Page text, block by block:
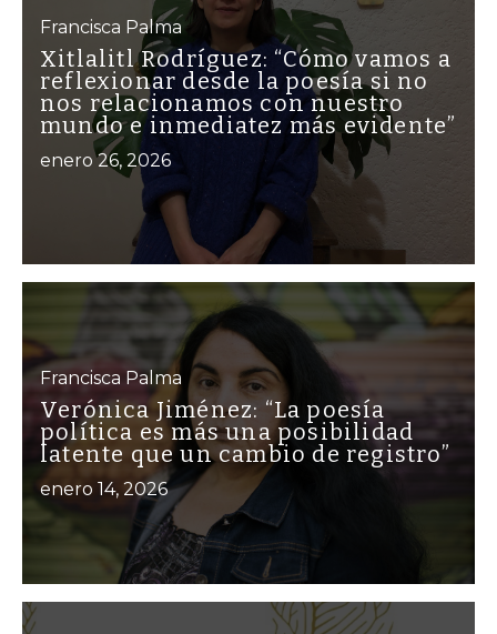
Francisca Palma
Xitlalitl Rodríguez: “Cómo vamos a
reflexionar desde la poesía si no
nos relacionamos con nuestro
mundo e inmediatez más evidente”
enero 26, 2026
Francisca Palma
Verónica Jiménez: “La poesía
política es más una posibilidad
latente que un cambio de registro”
enero 14, 2026